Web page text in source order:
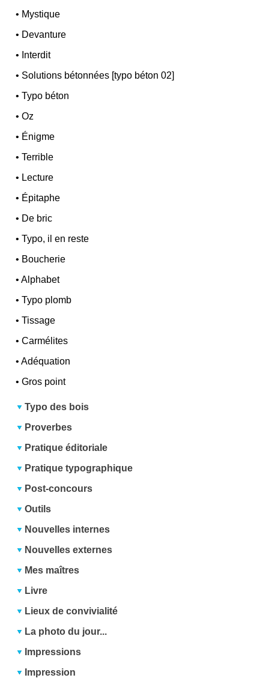
• Mystique
• Devanture
• Interdit
• Solutions bétonnées [typo béton 02]
•Typo béton
•Oz
• Énigme
•Terrible
• Lecture
• Épitaphe
• De bric
•Typo, il en reste
• Boucherie
•Alphabet
•Typo plomb
•Tissage
•Carmélites
•Adéquation
•Gros point
Typo des bois
Proverbes
Pratique éditoriale
Pratique typographique
Post-concours
Outils
Nouvelles internes
Nouvelles externes
Mes maîtres
Livre
Lieux de convivialité
La photo du jour...
Impressions
Impression